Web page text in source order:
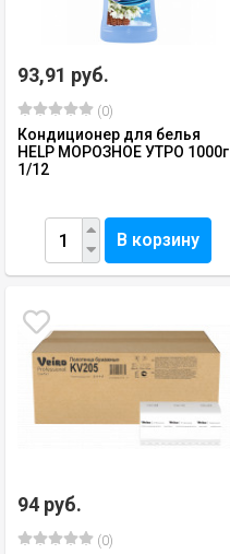
93,91 руб.
(0)
Кондиционер для белья
HELP МОРОЗНОЕ УТРО 1000г
1/12
В корзину
94 руб.
(0)